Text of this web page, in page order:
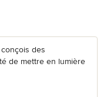
des
de mettre en lumière